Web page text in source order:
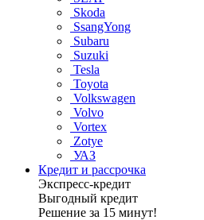
Skoda
SsangYong
Subaru
Suzuki
Tesla
Toyota
Volkswagen
Volvo
Vortex
Zotye
УАЗ
Кредит и рассрочка
Экспресс-кредит
Выгодный кредит
Решение за 15 минут!